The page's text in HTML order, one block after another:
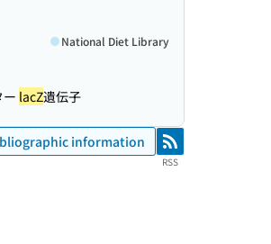
National Diet Library
lacZ遺伝子
information RSS
RSS